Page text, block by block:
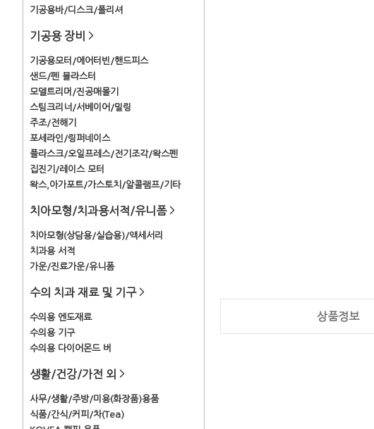
기공용바/디스크/폴리셔
기공용 장비 >
기공용모터/에어터빈/핸드피스
샌드/펜 블라스터
모델트리머/진공매몰기
스팀크리너/서베이어/밀링
주조/전해기
포세라인/링퍼네이스
플라스크/오일프레스/전기조각/왁스펜
집진기/레이스 모터
왁스,아가포트/가스토치/알콜램프/기타
치아모형/치과용서적/유니폼 >
치아모형(상담용/실습용)/액세서리
치과용 서적
가운/진료가운/유니폼
수의 치과 재료 및 기구 >
수의용 엔도재료
수의용 기구
수의용 다이어몬드 버
생활/건강/가전 외 >
사무/생활/주방/미용(화장품)용품
식품/간식/커피/차(Tea)
상품정보